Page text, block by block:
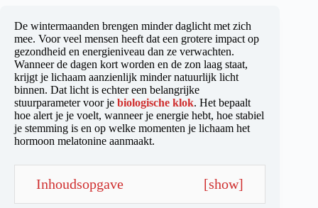
De wintermaanden brengen minder daglicht met zich
mee. Voor veel mensen heeft dat een grotere impact op
gezondheid en energieniveau dan ze verwachten.
Wanneer de dagen kort worden en de zon laag staat,
krijgt je lichaam aanzienlijk minder natuurlijk licht
binnen. Dat licht is echter een belangrijke
stuurparameter voor je biologische klok. Het bepaalt
hoe alert je je voelt, wanneer je energie hebt, hoe stabiel
je stemming is en op welke momenten je lichaam het
hormoon melatonine aanmaakt.
Inhoudsopgave [show]